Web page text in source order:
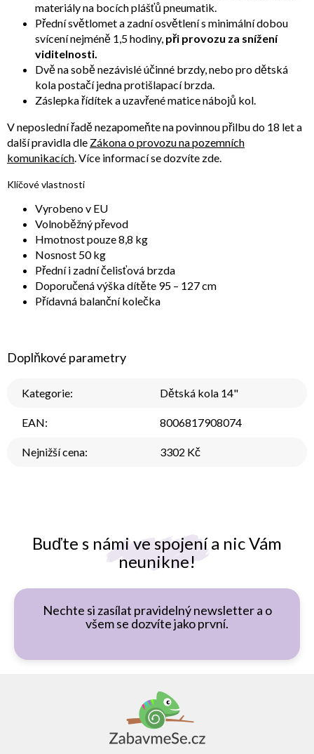
Buďte s námi ve spojení a nic Vám
neunikne!
Nechte si zasílat pravidelný newsletter a o
všem se dozvíte jako první.
materiály na bocích plášťů pneumatik.
Přední světlomet a zadní osvětlení s minimální dobou
svícení nejméně 1,5 hodiny, při provozu za snížení
viditelnosti.
Dvě na sobě nezávislé účinné brzdy, nebo pro dětská
kola postačí jedna protišlapací brzda.
Záslepka řídítek a uzavřené matice nábojů kol.
V neposlední řadě nezapomeňte na povinnou přilbu do 18 let a
další pravidla dle Zákona o provozu na pozemních
komunikacích. Více informací se dozvíte zde.
Klíčové vlastnosti
Vyrobeno v EU
Volnoběžný převod
Hmotnost pouze 8,8 kg
Nosnost 50 kg
Přední i zadní čelisťová brzda
Doporučená výška dítěte 95 – 127 cm
Přídavná balanční kolečka
Doplňkové parametry
Kategorie: Dětská kola 14"
EAN: 8006817908074
Nejnižší cena: 3302 Kč